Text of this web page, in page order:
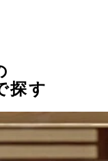
探す